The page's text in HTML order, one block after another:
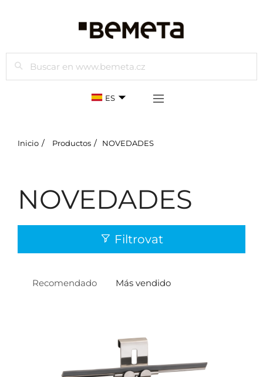
Buscar
ES
Inicio Productos NOVEDADES
NOVEDADES
Filtrovat
Recomendado Más vendido